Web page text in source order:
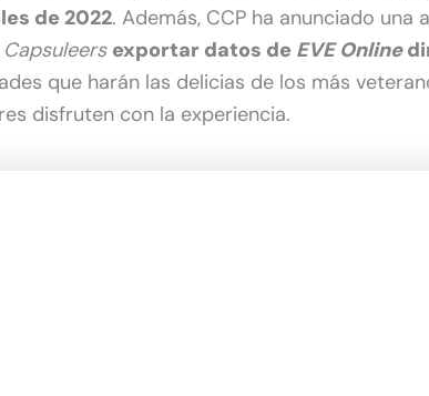
de 2022. Además, CCP ha anunciado
Capsuleers exportar datos de EVE Online
que harán las delicias de los más
disfruten con la experiencia.